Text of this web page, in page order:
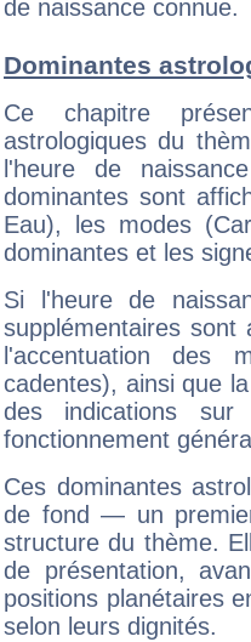
de naissance connue.
Dominantes
Ce chapitre
astrologiques du
l'heure de
dominantes sont
Eau), les modes
dominantes et les
Si l'heure de
supplémentaires sont
l'accentuation des
cadentes), ainsi que
des indications sur
fonctionnement
Ces dominantes
de fond — un
structure du thème.
de présentation,
positions planétaires
selon leurs dignités.